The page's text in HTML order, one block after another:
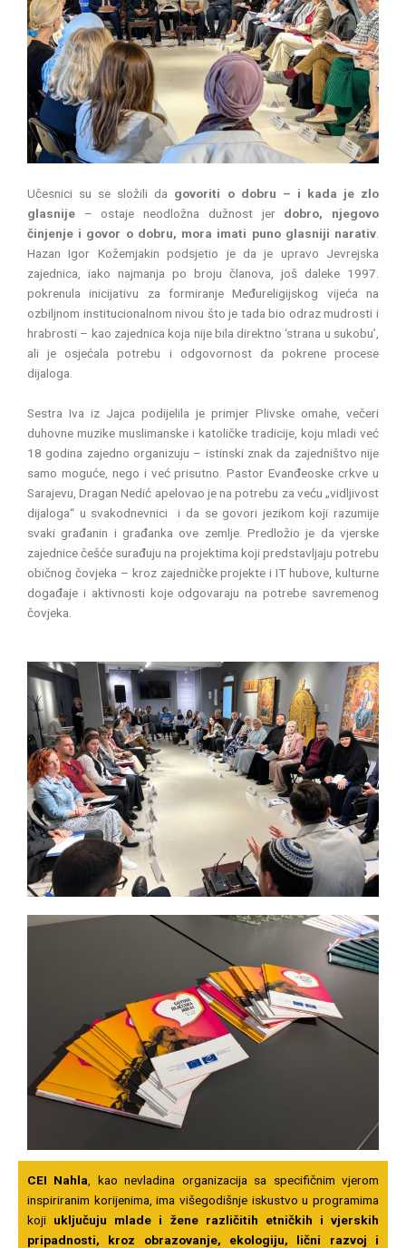
Učesnici su se složili da govoriti o dobru – i kada je zlo
glasnije – ostaje neodložna dužnost jer dobro, njegovo
činjenje i govor o dobru, mora imati puno glasniji narativ
Hazan Igor Kožemjakin podsjetio je da je upravo Jevrejska
zajednica, iako najmanja po broju članova, još daleke 1997.
pokrenula inicijativu za formiranje Međureligijskog vijeća na
ozbiljnom institucionalnom nivou što je tada bio odraz mudrosti i
hrabrosti – kao zajednica koja nije bila direktno ‘strana u sukobu’,
ali je osjećala potrebu i odgovornost da pokrene procese
dijaloga.
Sestra Iva iz Jajca podijelila je primjer Plivske omahe, večeri
duhovne muzike muslimanske i katoličke tradicije, koju mladi već
18 godina zajedno organizuju – istinski znak da zajedništvo nije
samo moguće, nego i već prisutno. Pastor Evanđeoske crkve u
Sarajevu, Dragan Nedić apelovao je na potrebu za veću „vidljivost
dijaloga“ u svakodnevnici i da se govori jezikom koji razumije
svaki građanin i građanka ove zemlje. Predložio je da vjerske
zajednice češće surađuju na projektima koji predstavljaju potrebu
običnog čovjeka – kroz zajedničke projekte i IT hubove, kulturne
događaje i aktivnosti koje odgovaraju na potrebe savremenog
čovjeka.
CEI Nahla , kao nevladina organizacija sa specifičnim vjerom
inspiriranim korijenima, ima višegodišnje iskustvo u programima
koji uključuju mlade i žene različitih etničkih i vjerskih
pripadnosti, kroz obrazovanje, ekologiju, lični razvoj i